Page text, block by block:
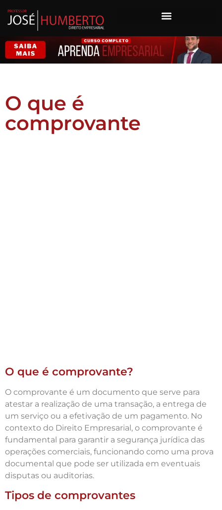
O que é
comprovante
O que é comprovante?
O comprovante é um documento que serve para
atestar a realização de uma transação, a entrega de
um serviço ou a efetivação de um pagamento. No
contexto do Direito Empresarial, o comprovante é
fundamental para garantir a segurança jurídica das
operações comerciais, funcionando como uma prova
documental que pode ser utilizada em eventuais
disputas ou auditorias.
Tipos de comprovantes